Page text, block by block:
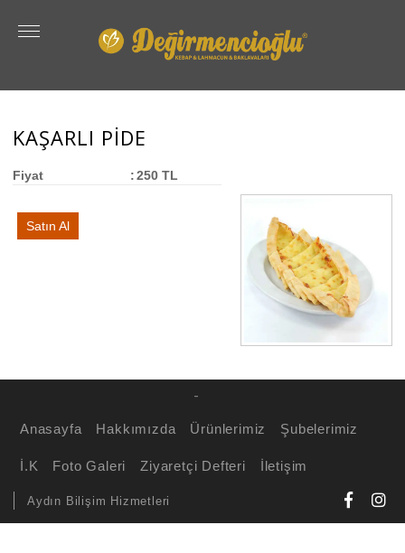
KAŞARLI PİDE
Fiyat : 250 TL
Satın Al
-
Anasayfa Hakkımızda Ürünlerimiz Şubelerimiz
İ.K Foto Galeri Ziyaretçi Defteri İletişim
Aydın Bilişim Hizmetleri